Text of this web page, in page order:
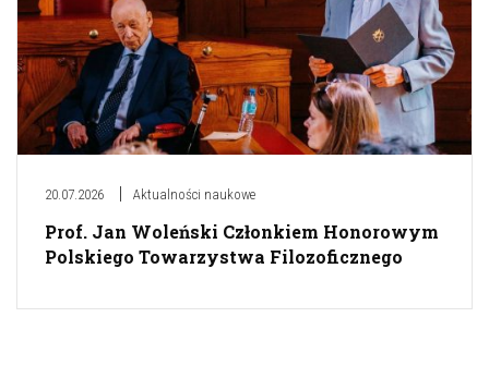
20.07.2026 Aktualności naukowe
Prof. Jan Woleński Członkiem Honorowym
Polskiego Towarzystwa Filozoficznego